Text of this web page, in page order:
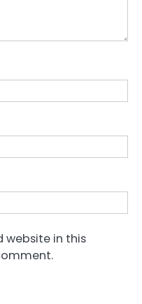
website in this